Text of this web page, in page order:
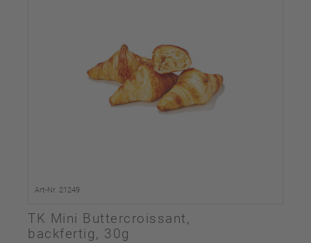
Art-Nr. 21249
TK Mini Buttercroissant,
backfertig, 30g